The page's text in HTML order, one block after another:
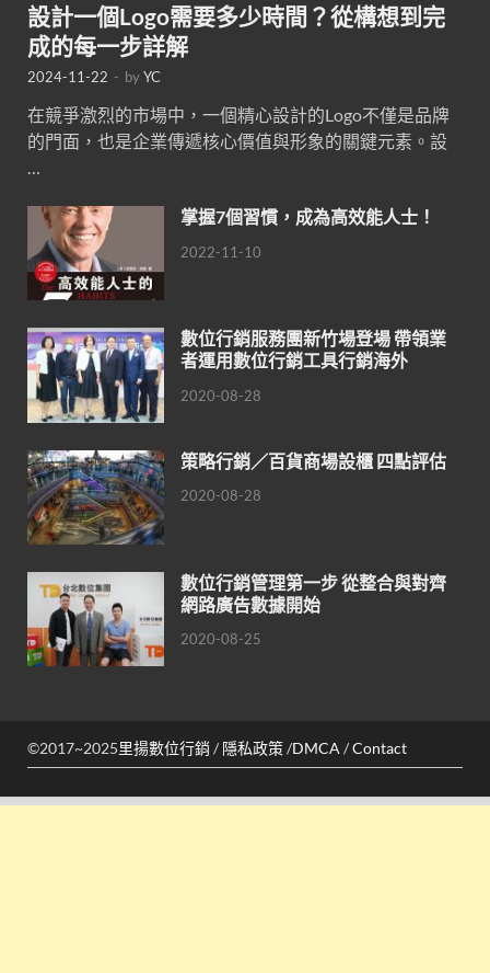
設計一個Logo需要多少時間？從構想到完
成的每一步詳解
2024-11-22 - byYC
在競爭激烈的市場中，一個精心設計的Logo不僅是品牌
的門面，也是企業傳遞核心價值與形象的關鍵元素。設
…
掌握7個習慣，成為高效能人士！
2022-11-10
數位行銷服務團新竹場登場 帶領業
者運用數位行銷工具行銷海外
2020-08-28
策略行銷／百貨商場設櫃 四點評估
2020-08-28
數位行銷管理第一步 從整合與對齊
網路廣告數據開始
2020-08-25
©2017~2025里揚數位行銷 / 隱私政策/DMCA /Contact